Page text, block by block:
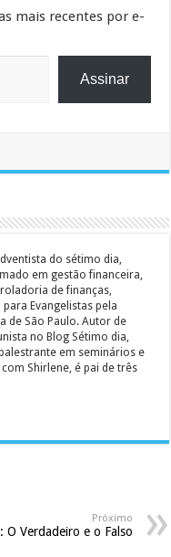
mais recentes por e-
Assinar
do sétimo dia,
em gestão financeira,
de finanças,
Evangelistas pela
de São Paulo. Autor de
no Blog Sétimo dia,
em seminários e
Shirlene, é pai de três
Próximo
O Verdadeiro e o Falso